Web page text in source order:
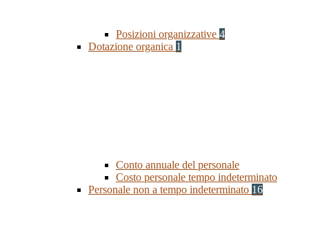
Posizioni organizzative 4
Dotazione organica 1
Conto annuale del personale
Costo personale tempo indeterminato
Personale non a tempo indeterminato 16